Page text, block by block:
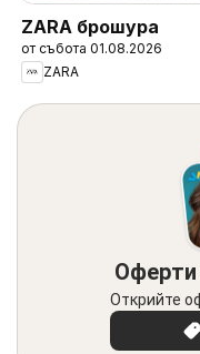
ZARA брошура
от събота 01.08.2026
ZARA
Оферти
Открийте